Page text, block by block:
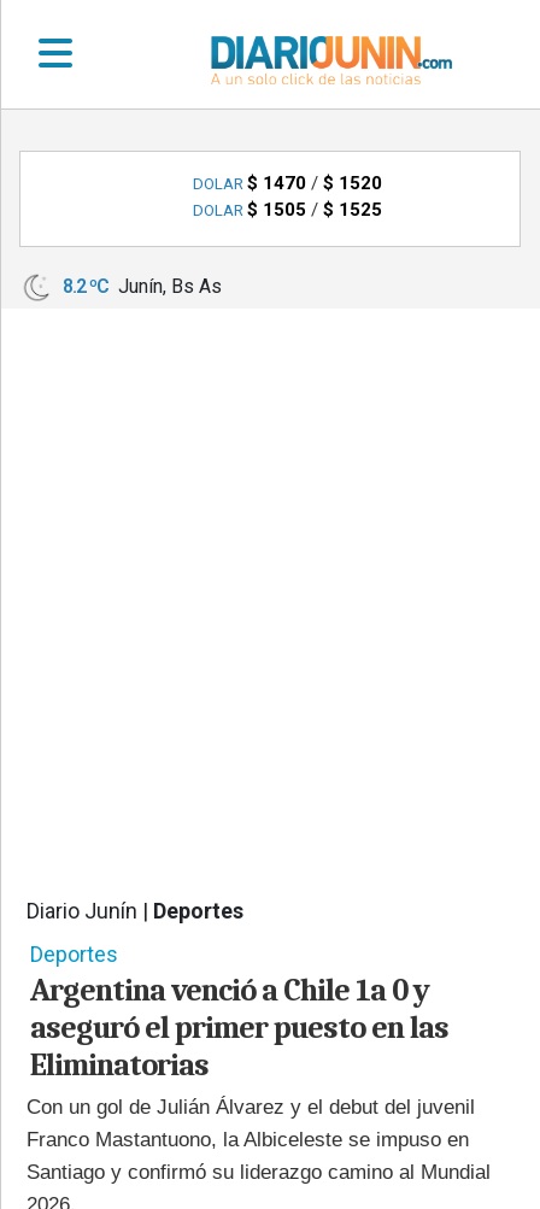
•
LOCALES
•
DOLAR $ 1470/ $ 1520
DOLAR $ 1505 / $ 1525
8.2 ºC Junín, Bs As
Diario Junín | Deportes
Deportes
Argentina venció a Chile 1a 0 y
aseguró el primer puesto en las
Eliminatorias
Con un gol de Julián Álvarez y el debut del juvenil
Franco Mastantuono, la Albiceleste se impuso en
Santiago y confirmó su liderazgo camino al Mundial